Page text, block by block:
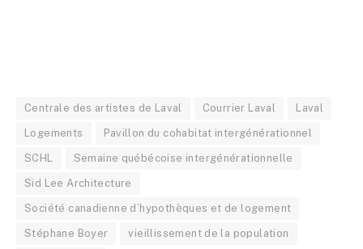
Centrale des artistes de Laval Courrier Laval Laval
Logements Pavillon du cohabitat intergénérationnel
SCHL Semaine québécoise intergénérationnelle
Sid Lee Architecture
Société canadienne d’hypothèques et de logement
Stéphane Boyer vieillissement de la population